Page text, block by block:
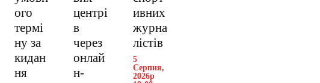
ого
термі
ну за
кидан
ня
центрі
в
через
онлай
н-
ивних
журна
лістів
5
Серпня,
2026р